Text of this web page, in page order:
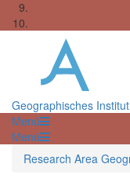
Geographisches Institut
Menü
Menü
Research Area